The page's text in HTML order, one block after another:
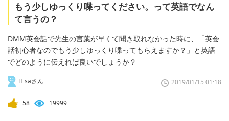
もう少しゆっくり喋ってください。って英語でなん
て言うの？
DMM英会話で先生の言葉が早くて聞き取れなかった時に、「英会
話初心者なのでもう少しゆっくり喋ってもらえますか？」と英語
でどのように伝えれば良いでしょうか？
Hisaさん 2019/01/15 01:18
58 19999